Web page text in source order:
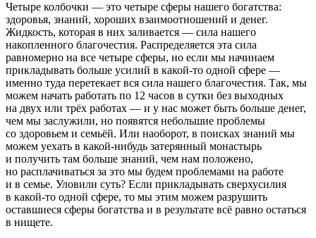
Четыре колбочки — это четыре сферы нашего богатства:
здоровья, знаний, хороших взаимоотношений и денег.
Жидкость, которая в них заливается — сила нашего
накопленного благочестия. Распределяется эта сила
равномерно на все четыре сферы, но если мы начинаем
прикладывать больше усилий в какой-то одной сфере —
именно туда перетекает вся сила нашего благочестия. Так, мы
можем начать работать по 12 часов в сутки без выходных
на двух или трёх работах — и у нас может быть больше денег,
чем мы заслужили, но появятся небольшие проблемы
со здоровьем и семьёй. Или наоборот, в поисках знаний мы
можем уехать в какой-нибудь затерянный монастырь
и получить там больше знаний, чем нам положено,
но расплачиваться за это мы будем проблемами на работе
и в семье. Уловили суть? Если прикладывать сверхусилия
в какой-то одной сфере, то мы этим можем разрушить
оставшиеся сферы богатства и в результате всё равно остаться
в нищете.